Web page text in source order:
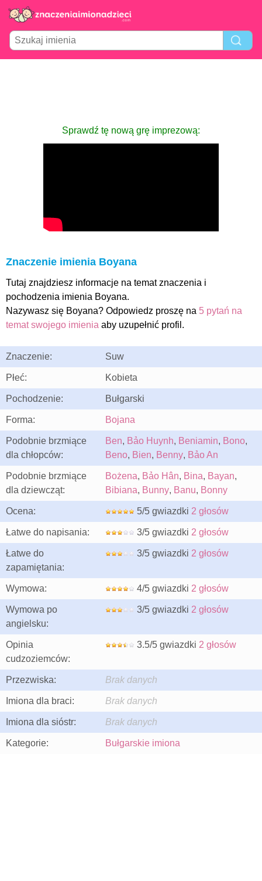
Sprawdź tę nową grę imprezową:
Znaczenie imienia Boyana
Tutaj znajdziesz informacje na temat znaczenia i
pochodzenia imienia Boyana.
Nazywasz się Boyana? Odpowiedz proszę na 5 pytań na
temat swojego imienia aby uzupełnić profil.
Znaczenie: Suw
Płeć: Kobieta
Pochodzenie: Bułgarski
Forma: Bojana
Podobnie brzmiące
dla chłopców:
Ben, Bảo Huynh, Beniamin, Bono,
Beno, Bien, Benny, Bảo An
Podobnie brzmiące
dla dziewcząt:
Bożena, Bảo Hân, Bina, Bayan,
Bibiana, Bunny, Banu, Bonny
Ocena: 5/5 gwiazdki 2 głosów
Łatwe do napisania: 3/5 gwiazdki 2 głosów
Łatwe do
zapamiętania:
3/5 gwiazdki 2 głosów
Wymowa: 4/5 gwiazdki 2 głosów
Wymowa po
angielsku:
3/5 gwiazdki 2 głosów
Opinia
cudzoziemców:
3.5/5 gwiazdki 2 głosów
Przezwiska: Brak danych
Imiona dla braci: Brak danych
Imiona dla sióstr: Brak danych
Kategorie: Bułgarskie imiona